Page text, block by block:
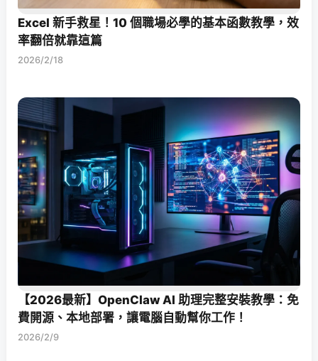
Excel 新手救星！10 個職場必學的基本函數教學，效
率翻倍就靠這篇
2026/2/18
【2026最新】OpenClaw AI 助理完整安裝教學：免
費開源、本地部署，讓電腦自動幫你工作！
2026/2/9